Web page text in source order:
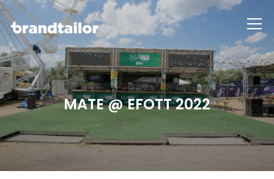
Info
MATE @ EFOTT 2022